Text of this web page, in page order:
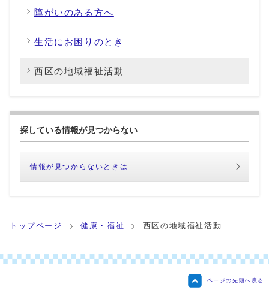
障がいのある方へ
生活にお困りのとき
西区の地域福祉活動
探している情報が見つからない
情報が見つからないときは
トップページ 健康・福祉 西区の地域福祉活動
ページの先頭へ戻る